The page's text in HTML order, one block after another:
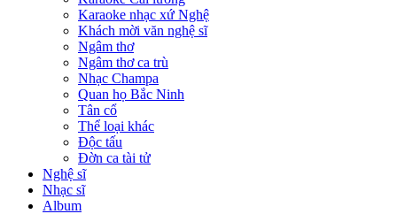
Karaoke nhạc xứ Nghệ
Khách mời văn nghệ sĩ
Ngâm thơ
Ngâm thơ ca trù
Nhạc Champa
Quan họ Bắc Ninh
Tân cổ
Thể loại khác
Độc tấu
Đờn ca tài tử
Nghệ sĩ
Nhạc sĩ
Album